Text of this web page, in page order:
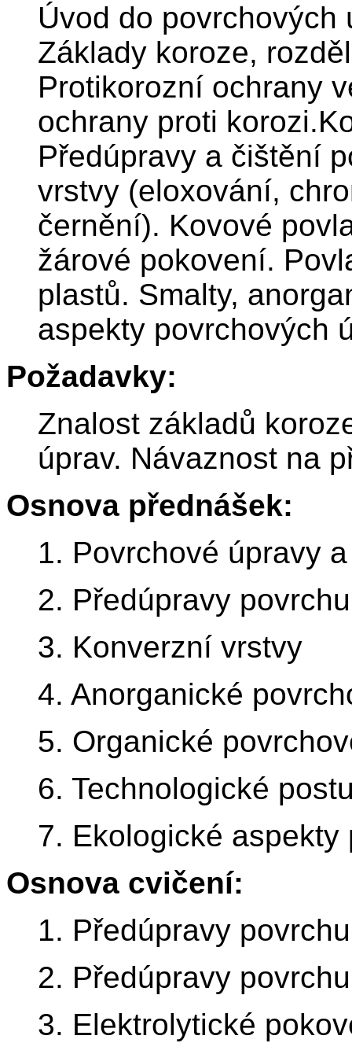
Úvod do povrchových
Základy koroze,
Protikorozní ochrany
ochrany proti
Předúpravy a čištění
vrstvy (eloxování,
černění). Kovové
žárové pokovení.
plastů. Smalty,
aspekty povrchových
Požadavky:
Znalost základů
úprav. Návaznost na
Osnova přednášek:
1. Povrchové úpravy
2. Předúpravy povrchu
3. Konverzní vrstvy
4. Anorganické
5. Organické
6. Technologické
7. Ekologické
Osnova cvičení:
1. Předúpravy
2. Předúpravy
3. Elektrolytické